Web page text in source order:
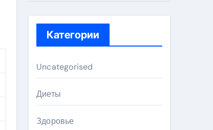
Категории
Uncategorised
Диеты
Здоровье